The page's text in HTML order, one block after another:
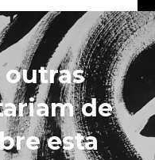
outras
de
esta